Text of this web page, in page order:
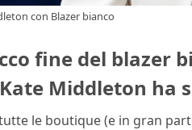
con Blazer bianco
fine del blazer
Middleton ha
le boutique (e in gran